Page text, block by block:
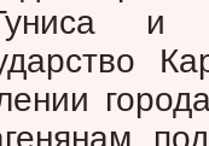
Туниса